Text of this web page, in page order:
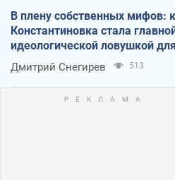
В плену собственных мифов:
Константиновка стала
идеологической ловушкой
оккупантов
Дмитрий Снегирев 513